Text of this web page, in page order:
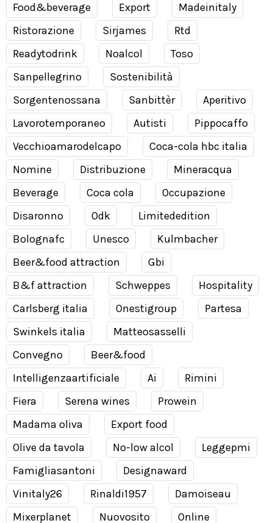
Food&beverage
Export
Madeinitaly
Ristorazione
Sirjames
Rtd
Readytodrink
Noalcol
Toso
Sanpellegrino
Sostenibilità
Sorgentenossana
Sanbittèr
Aperitivo
Lavorotemporaneo
Autisti
Pippocaffo
Vecchioamarodelcapo
Coca-cola hbc italia
Nomine
Distribuzione
Mineracqua
Beverage
Coca cola
Occupazione
Disaronno
Odk
Limitededition
Bolognafc
Unesco
Kulmbacher
Beer&food attraction
Gbi
B&f attraction
Schweppes
Hospitality
Carlsberg italia
Onestigroup
Partesa
Swinkels italia
Matteosasselli
Convegno
Beer&food
Intelligenzaartificiale
Ai
Rimini
Fiera
Serena wines
Prowein
Madama oliva
Export food
Olive da tavola
No-low alcol
Leggepmi
Famigliasantoni
Designaward
Vinitaly26
Rinaldi1957
Damoiseau
Mixerplanet
Nuovosito
Online